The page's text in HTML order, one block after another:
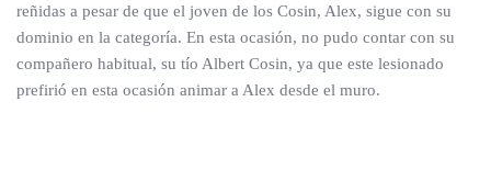
reñidas a pesar de que el joven de los Cosin, Alex, sigue con su
dominio en la categoría. En esta ocasión, no pudo contar con su
compañero habitual, su tío Albert Cosin, ya que este lesionado
prefirió en esta ocasión animar a Alex desde el muro.